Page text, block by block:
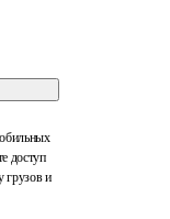
доступ
грузов и